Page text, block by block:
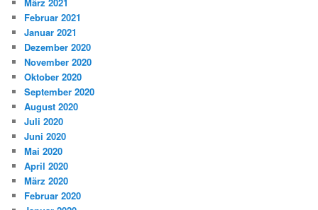
Februar 2021
Januar 2021
Dezember 2020
November 2020
Oktober 2020
September 2020
August 2020
Juli 2020
Juni 2020
Mai 2020
April 2020
März 2020
Februar 2020